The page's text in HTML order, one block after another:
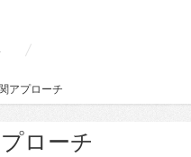
アプローチ
ローチ